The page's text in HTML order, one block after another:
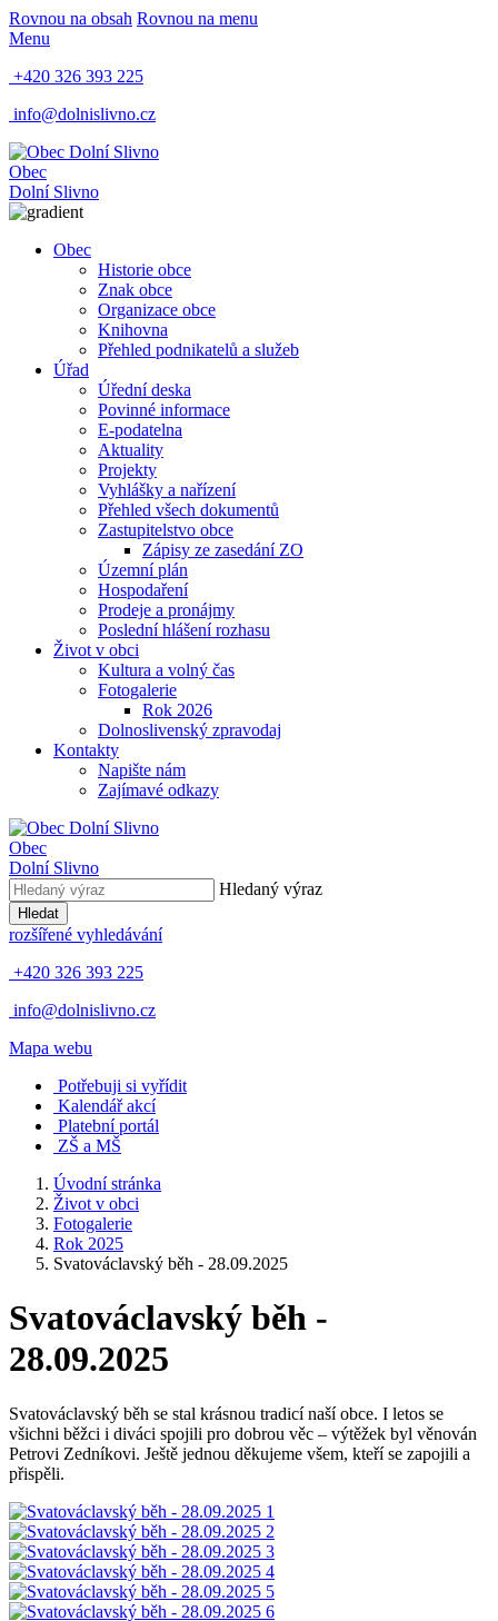
Rovnou na obsah Rovnou na menu
Menu
+420 326 393 225
info@dolnislivno.cz
Obec
Dolní Slivno
Obec
Historie obce
Znak obce
Organizace obce
Knihovna
Přehled podnikatelů a služeb
Úřad
Úřední deska
Povinné informace
E-podatelna
Aktuality
Projekty
Vyhlášky a nařízení
Přehled všech dokumentů
Zastupitelstvo obce
Zápisy ze zasedání ZO
Územní plán
Hospodaření
Prodeje a pronájmy
Poslední hlášení rozhasu
Život v obci
Kultura a volný čas
Fotogalerie
Rok 2026
Dolnoslivenský zpravodaj
Kontakty
Napište nám
Zajímavé odkazy
Obec
Dolní Slivno
Hledaný výraz
Hledat
rozšířené vyhledávání
+420 326 393 225
info@dolnislivno.cz
Mapa webu
Potřebuji si vyřídit
Kalendář akcí
Platební portál
ZŠ a MŠ
Úvodní stránka
Život v obci
Fotogalerie
Rok 2025
Svatováclavský běh - 28.09.2025
Svatováclavský běh -
28.09.2025
Svatováclavský běh se stal krásnou tradicí naší obce. I letos se
všichni běžci i diváci spojili pro dobrou věc – výtěžek byl věnován
Petrovi Zedníkovi. Ještě jednou děkujeme všem, kteří se zapojili a
přispěli.